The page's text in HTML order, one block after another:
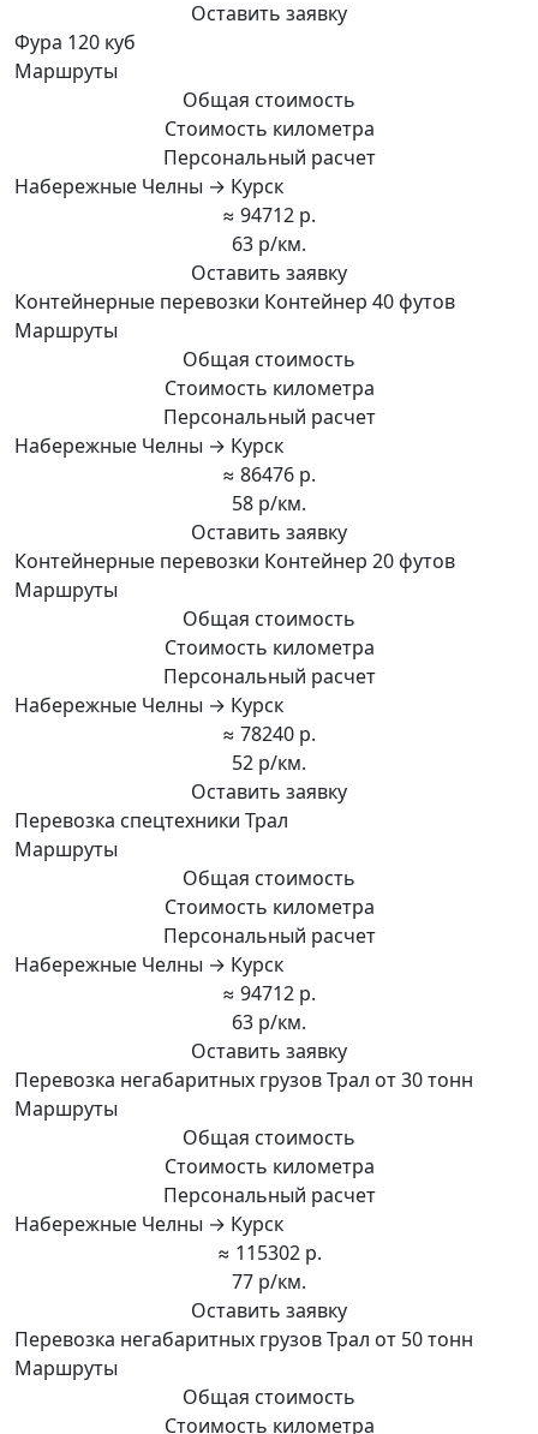
Оставить заявку
Фура 120 куб
Маршруты
Общая стоимость
Стоимость километра
Персональный расчет
Набережные Челны → Курск
≈ 94712 р.
63 р/км.
Оставить заявку
Контейнерные перевозки Контейнер 40 футов
Маршруты
Общая стоимость
Стоимость километра
Персональный расчет
Набережные Челны → Курск
≈ 86476 р.
58 р/км.
Оставить заявку
Контейнерные перевозки Контейнер 20 футов
Маршруты
Общая стоимость
Стоимость километра
Персональный расчет
Набережные Челны → Курск
≈ 78240 р.
52 р/км.
Оставить заявку
Перевозка спецтехники Трал
Маршруты
Общая стоимость
Стоимость километра
Персональный расчет
Набережные Челны → Курск
≈ 94712 р.
63 р/км.
Оставить заявку
Перевозка негабаритных грузов Трал от 30 тонн
Маршруты
Общая стоимость
Стоимость километра
Персональный расчет
Набережные Челны → Курск
≈ 115302 р.
77 р/км.
Оставить заявку
Перевозка негабаритных грузов Трал от 50 тонн
Маршруты
Общая стоимость
Стоимость километра